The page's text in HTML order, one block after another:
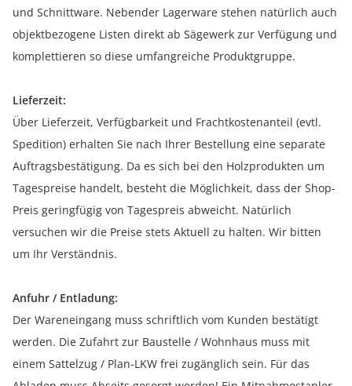
und Schnittware. Nebender Lagerware stehen natürlich auch
objektbezogene Listen direkt ab Sägewerk zur Verfügung und
komplettieren so diese umfangreiche Produktgruppe.
Lieferzeit:
Über Lieferzeit, Verfügbarkeit und Frachtkostenanteil (evtl.
Spedition) erhalten Sie nach Ihrer Bestellung eine separate
Auftragsbestätigung. Da es sich bei den Holzprodukten um
Tagespreise handelt, besteht die Möglichkeit, dass der Shop-
Preis geringfügig von Tagespreis abweicht. Natürlich
versuchen wir die Preise stets Aktuell zu halten. Wir bitten
um Ihr Verständnis.
Anfuhr / Entladung:
Der Wareneingang muss schriftlich vom Kunden bestätigt
werden. Die Zufahrt zur Baustelle / Wohnhaus muss mit
einem Sattelzug / Plan-LKW frei zugänglich sein. Für das